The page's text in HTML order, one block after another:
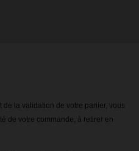
la validation de votre panier, vous
de votre commande, à retirer en